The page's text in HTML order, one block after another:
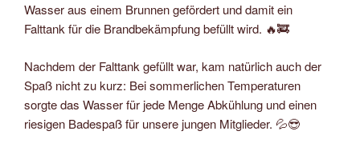
Wasser aus einem Brunnen gefördert und damit ein
Falttank für die Brandbekämpfung befüllt wird. 🔥🚒
Nachdem der Falttank gefüllt war, kam natürlich auch der
Spaß nicht zu kurz: Bei sommerlichen Temperaturen
sorgte das Wasser für jede Menge Abkühlung und einen
riesigen Badespaß für unsere jungen Mitglieder. 💦😎